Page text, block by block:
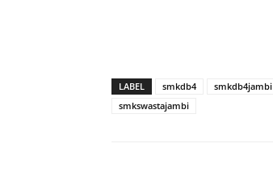
LABEL smkdb4 smkdb4jambi
smkswastajambi